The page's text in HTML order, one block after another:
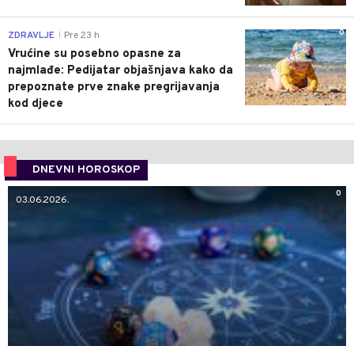
0
ZDRAVLJE Pre 23 h
Vrućine su posebno opasne za
najmlađe: Pedijatar objašnjava kako da
prepoznate prve znake pregrijavanja
kod djece
DNEVNI HOROSKOP
0
03.06.2026.